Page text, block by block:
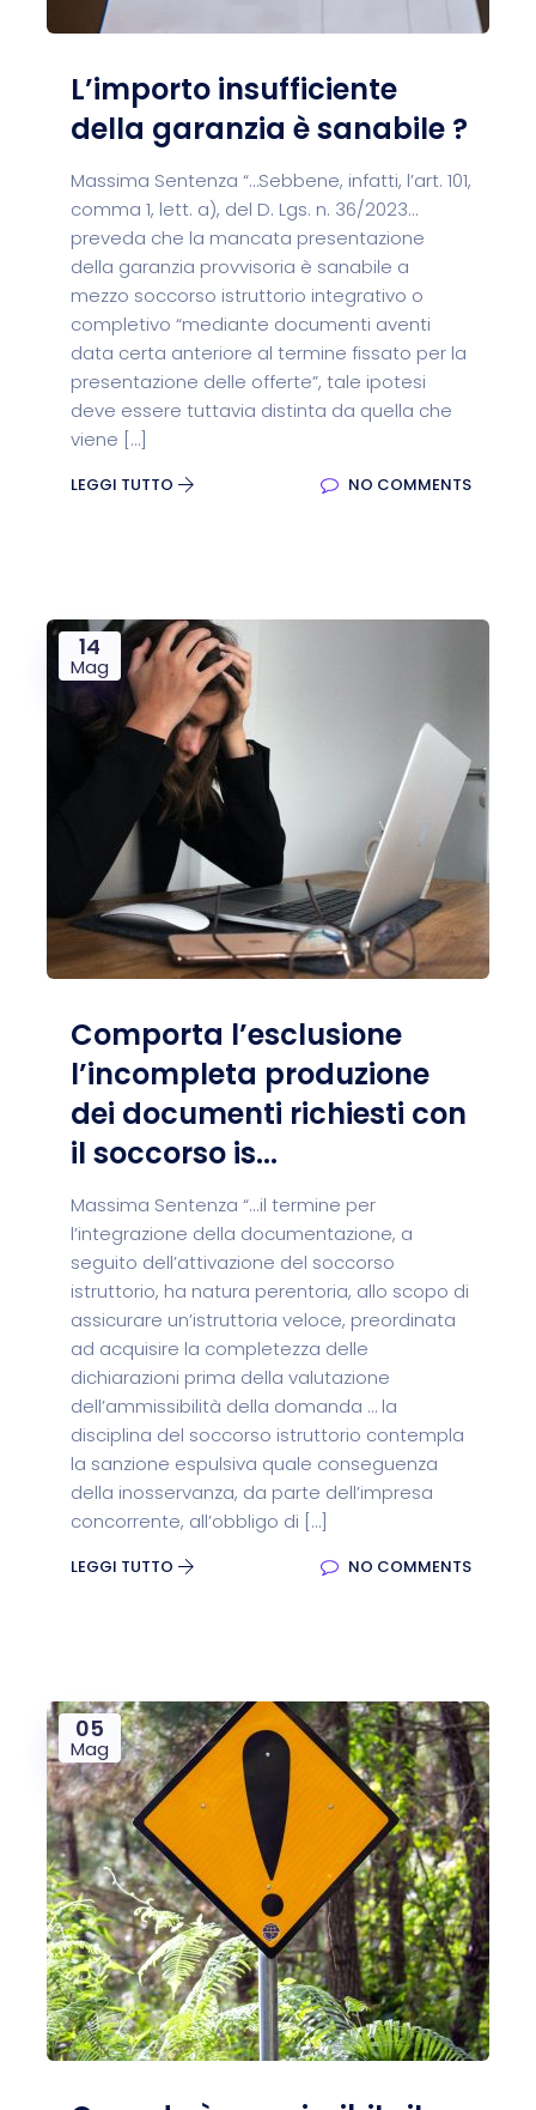
L’importo insufficiente
della garanzia è sanabile ?
Massima Sentenza “…Sebbene, infatti, l’art. 101,
comma 1, lett. a), del D. Lgs. n. 36/2023…
preveda che la mancata presentazione
della garanzia provvisoria è sanabile a
mezzo soccorso istruttorio integrativo o
completivo “mediante documenti aventi
data certa anteriore al termine fissato per la
presentazione delle offerte”, tale ipotesi
deve essere tuttavia distinta da quella che
viene […]
LEGGI TUTTO NO COMMENTS
14
Mag
Comporta l’esclusione
l’incompleta produzione
dei documenti richiesti con
il soccorso is...
Massima Sentenza “...il termine per
l’integrazione della documentazione, a
seguito dell’attivazione del soccorso
istruttorio, ha natura perentoria, allo scopo di
assicurare un’istruttoria veloce, preordinata
ad acquisire la completezza delle
dichiarazioni prima della valutazione
dell’ammissibilità della domanda … la
disciplina del soccorso istruttorio contempla
la sanzione espulsiva quale conseguenza
della inosservanza, da parte dell’impresa
concorrente, all’obbligo di […]
LEGGI TUTTO NO COMMENTS
05
Mag